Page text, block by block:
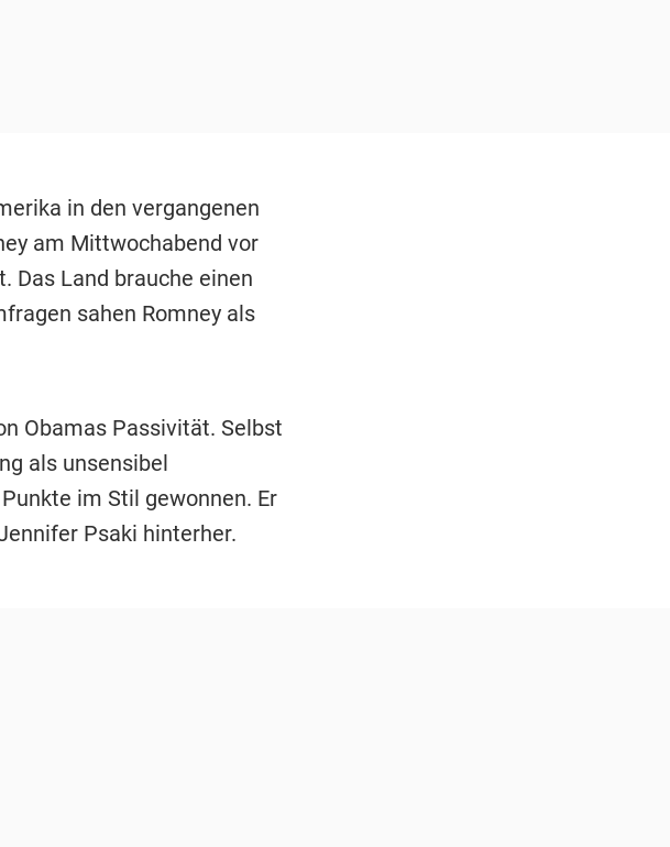
in den vergangenen
am Mittwochabend vor
Das Land brauche einen
sahen Romney als
Obamas Passivität. Selbst
als unsensibel
im Stil gewonnen. Er
Psaki hinterher.